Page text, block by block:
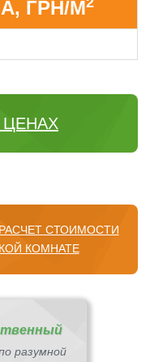
ГРН/М
СТОИМОСТИ
КОМНАТЕ
разумной